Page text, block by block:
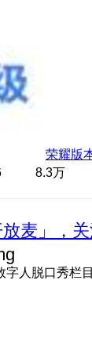
荣耀版
8.3万
麦」，